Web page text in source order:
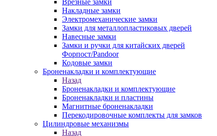
Врезные замки
Накладные замки
Электромеханические замки
Замки для металлопластиковых дверей
Навесные замки
Замки и ручки для китайских дверей
Форпост/Раndoor
Кодовые замки
Броненакладки и комплектующие
Назад
Броненакладки и комплектующие
Броненакладки и пластины
Магнитные броненакладки
Перекодировочные комплекты для замков
Цилиндровые механизмы
Назад